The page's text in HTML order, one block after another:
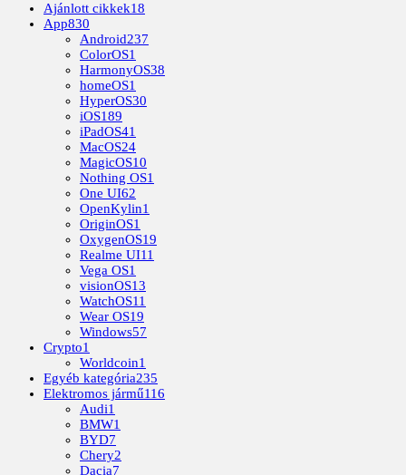
Ajánlott cikkek18
App830
Android237
ColorOS1
HarmonyOS38
homeOS1
HyperOS30
iOS189
iPadOS41
MacOS24
MagicOS10
Nothing OS1
One UI62
OpenKylin1
OriginOS1
OxygenOS19
Realme UI11
Vega OS1
visionOS13
WatchOS11
Wear OS19
Windows57
Crypto1
Worldcoin1
Egyéb kategória235
Elektromos jármű116
Audi1
BMW1
BYD7
Chery2
Dacia7